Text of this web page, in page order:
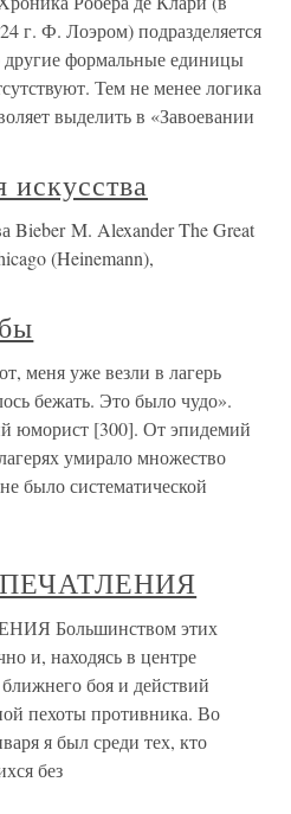
г. Ф. Лоэром) подразделяется
другие формальные единицы
Тем не менее логика
выделить в «Завоевании
искусства
Bieber M. Alexander The Great
(Heinemann),
меня уже везли в лагерь
бежать. Это было чудо».
юморист [300]. От эпидемий
умирало множество
было систематической
Большинством этих
и, находясь в центре
боя и действий
пехоты противника. Во
я был среди тех, кто
без